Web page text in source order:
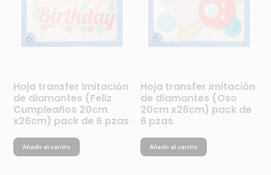
Hoja transfer imitación
de diamantes (Feliz
Cumpleaños 20cm
x26cm) pack de 6 pzas
Añadir al carrito
Hoja transfer imitación
de diamantes (Oso
20cm x26cm) pack de
6 pzas
Añadir al carrito